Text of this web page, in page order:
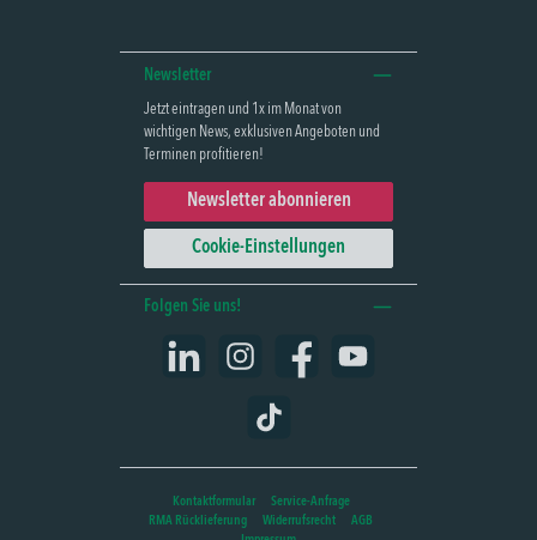
Newsletter
Jetzt eintragen und 1x im Monat von
wichtigen News, exklusiven Angeboten und
Terminen profitieren!
Newsletter abonnieren
Cookie-Einstellungen
Folgen Sie uns!
Instagram Facebook YouTube
TikTok
Kontaktformular
Service-Anfrage
RMA Rücklieferung
Widerrufsrecht
AGB